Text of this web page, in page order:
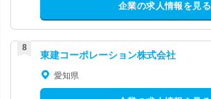
企業の求人情報を見る
東建コーポレーション株式会社
愛知県